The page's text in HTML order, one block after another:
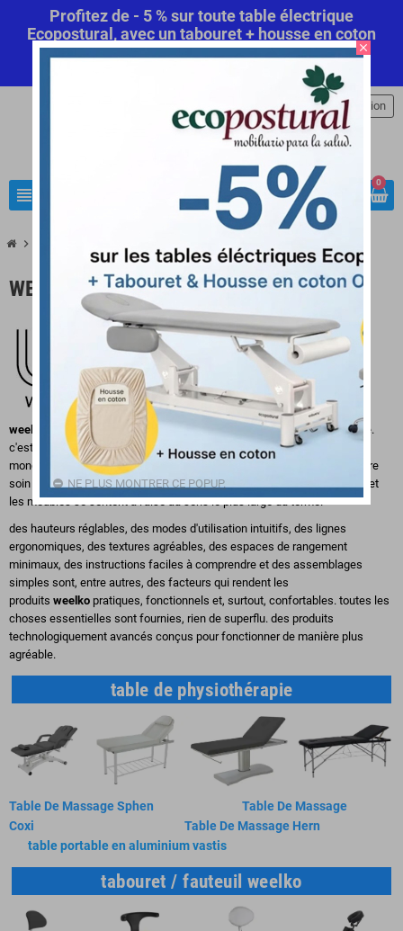
Profitez de - 5 % sur toute table électrique
Ecopostural, avec un tabouret + housse en coton
offert! Code Promo AutomatiqueCommandez
view_headline search
0
person Connexion
chevron_right
WEELKO
weelko
est un nouveau concept qui va au-delà des produits de bien-être.
c'est une attitude et une façon d'appréhender le bien-être à l'échelle
mondiale. c'est une façon de soigner les moindres détails afin de prendre
soin des gens. pour que les personnes qui apprécient les équipements et
les meubles se sentent à l'aise au sens le plus large du terme.
des hauteurs réglables, des modes d'utilisation intuitifs, des lignes
ergonomiques, des textures agréables, des espaces de rangement
minimaux, des instructions faciles à comprendre et des assemblages
simples sont, entre autres, des facteurs qui rendent les
produits weelko pratiques, fonctionnels et, surtout, confortables. toutes les
choses essentielles sont fournies, rien de superflu. des produits
technologiquement avancés conçus pour fonctionner de manière plus
agréable.
table de physiothérapie
Table De Massage Sphen
Table De Massage
Coxi
Table De Massage Hern
table portable en aluminium vastis
tabouret / fauteuil weelko
close
NE PLUS MONTRER CE POPUP.